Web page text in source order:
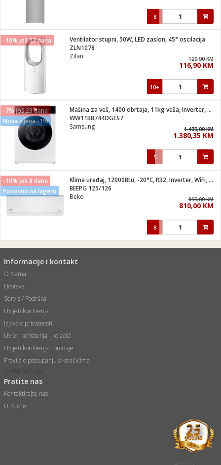
8
-10% još 27 dana
Ventilator stupni, 50W, LED zaslon, 45° oscilacija
ZLN1078
Zilan
129,90 KM
116,90 KM
10+
-7% još 23 dana
Nova cijena -1%
Mašina za veš, 1400 obrtaja, 11kg veša, Inverter, WiFi, A
WW11BB744DGES7
Samsung
1.499,00 KM
1.479,00 KM
1.380,35 KM
5
-10% još 8 dana
Ponovno na lageru
Klima uređaj, 12000Btu, -20°C, R32, Inverter, WiFi, A+++/A++
BEEPG 125/126
Beko
899,00 KM
810,00 KM
8
Informacije i kontakt
O Nama
Dostava
Servis / Podrška
Uvijeti korištenja
Izjava o privatnosti
Uvjeti korištenja - kolačići
Uvijeti korištenja i prodaje
Pravila o postupanju s kolačićima
Cookie settings
Pratite nas
Kontaktirajte nas
D|Store